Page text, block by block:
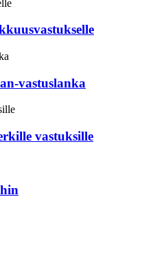
vastuslanka
vastuksille